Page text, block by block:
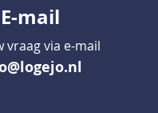
E-mail
vraag via e-mail